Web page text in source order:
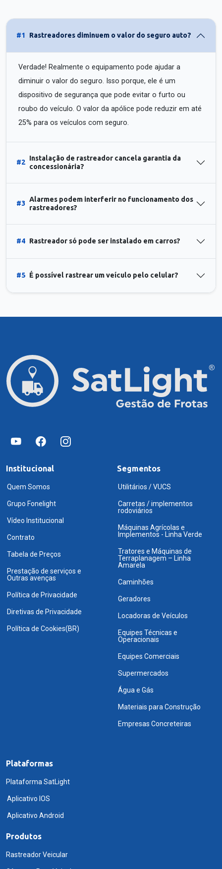
#1 Rastreadores diminuem o valor do seguro auto?
Verdade! Realmente o equipamento pode ajudar a
diminuir o valor do seguro. Isso porque, ele é um
dispositivo de segurança que pode evitar o furto ou
roubo do veículo. O valor da apólice pode reduzir em até
25% para os veículos com seguro.
#2
Instalação de rastreador cancela garantia da
concessionária?
#3
Alarmes podem interferir no funcionamento dos
rastreadores?
#4 Rastreador só pode ser instalado em carros?
#5 É possível rastrear um veículo pelo celular?
Institucional
Quem Somos
Grupo Fonelight
Vídeo Institucional
Contrato
Tabela de Preços
Prestação de serviços e
Outras avenças
Política de Privacidade
Diretivas de Privacidade
Política de Cookies(BR)
Segmentos
Utilitários / VUCS
Carretas / implementos
rodoviários
Máquinas Agrícolas e
Implementos - Linha Verde
Tratores e Máquinas de
Terraplanagem – Linha
Amarela
Caminhões
Geradores
Locadoras de Veículos
Equipes Técnicas e
Operacionais
Equipes Comerciais
Supermercados
Água e Gás
Materiais para Construção
Empresas Concreteiras
Plataformas
Plataforma SatLight
Aplicativo IOS
Aplicativo Android
Produtos
Rastreador Veicular